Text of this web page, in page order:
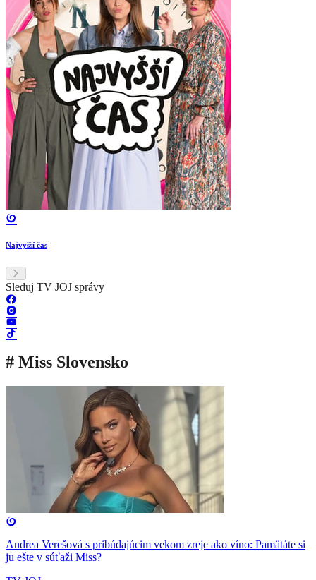
Najvyšší čas
Sleduj TV JOJ správy
# Miss Slovensko
Andrea Verešová s pribúdajúcim vekom zreje ako víno: Pamätáte si
ju ešte v súťaži Miss?